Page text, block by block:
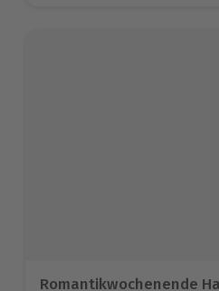
Romantikwochenende